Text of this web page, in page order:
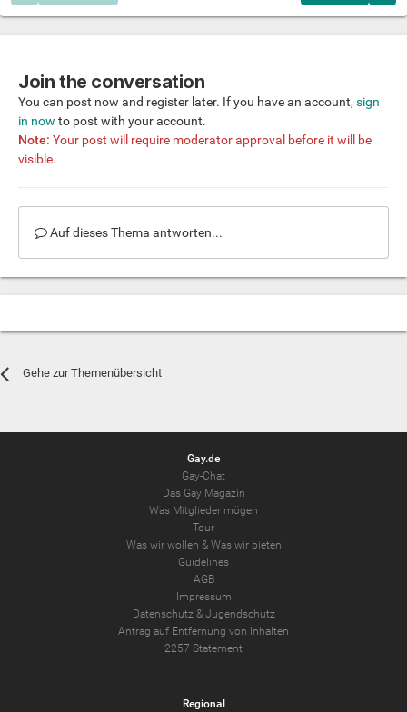
Join the conversation
You can post now and register later. If you have an account, sign
in now to post with your account.
Note: Your post will require moderator approval before it will be
visible.
Auf dieses Thema antworten...
Gehe zur Themenübersicht
Gay.de
Gay-Chat
Das Gay Magazin
Was Mitglieder mögen
Tour
Was wir wollen & Was wir bieten
Guidelines
AGB
Impressum
Datenschutz& Jugendschutz
Antrag auf Entfernung von Inhalten
2257 Statement
Regional